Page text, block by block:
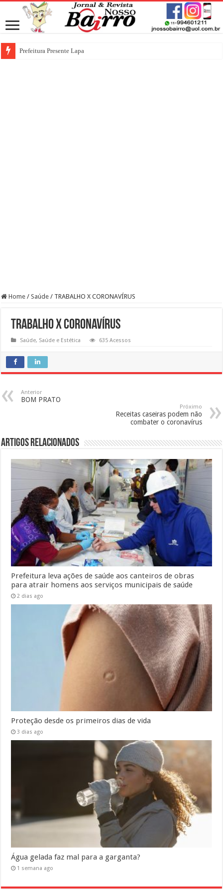
Prefeitura Presente Lapa
Home / Saúde / TRABALHO X CORONAVÍRUS
TRABALHO X CORONAVÍRUS
Saúde, Saúde e Estética 635 Acessos
Anterior
BOM PRATO
Próximo
Receitas caseiras podem não
combater o coronavírus
Artigos Relacionados
Prefeitura leva ações de saúde aos canteiros de obras
para atrair homens aos serviços municipais de saúde
2 dias ago
Proteção desde os primeiros dias de vida
3 dias ago
Água gelada faz mal para a garganta?
1 semana ago